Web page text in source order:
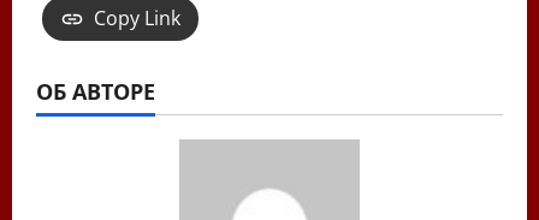
Copy Link
ОБ АВТОРЕ